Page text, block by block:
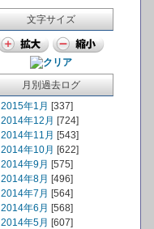
文字サイズ
月別過去ログ
2015年1月 [337]
2014年12月 [724]
2014年11月 [543]
2014年10月 [622]
2014年9月 [575]
2014年8月 [496]
2014年7月 [564]
2014年6月 [568]
2014年5月 [607]